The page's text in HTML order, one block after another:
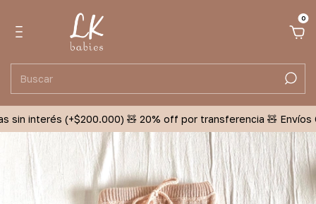
0
interés (+$200.000) 🧸 20% off por transferencia 🧸 Envíos